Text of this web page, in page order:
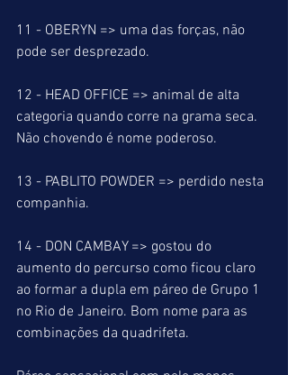
11 - OBERYN => uma das forças, não
pode ser desprezado.
12 - HEAD OFFICE => animal de alta
categoria quando corre na grama seca.
Não chovendo é nome poderoso.
13 - PABLITO POWDER => perdido nesta
companhia.
14 - DON CAMBAY => gostou do
aumento do percurso como ficou claro
ao formar a dupla em páreo de Grupo 1
no Rio de Janeiro. Bom nome para as
combinações da quadrifeta.